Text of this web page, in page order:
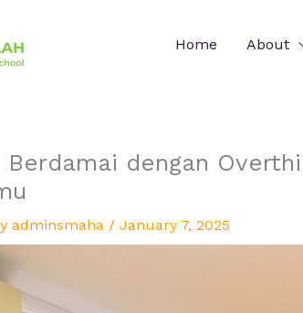
Home About
Berdamai dengan
adminsmaha / January 7, 2025